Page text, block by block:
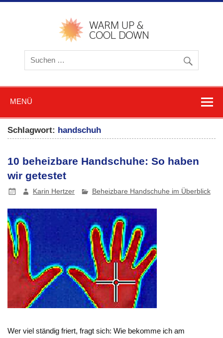
Zum
Blog
und
MENÜ
Schlagwort: handschuh
10 beheizbare Handschuhe: So haben
wir getestet
Karin Hertzer Beheizbare Handschuhe im Überblick
Wer viel ständig friert, fragt sich: Wie bekomme ich am